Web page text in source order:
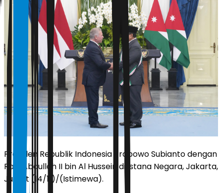
Presiden Republik Indonesia Prabowo Subianto dengan
Raja Abdullah II bin Al Hussein di Istana Negara, Jakarta,
Jumat (14/11)/(Istimewa).